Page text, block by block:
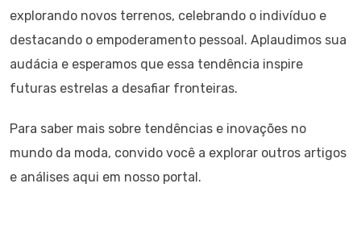
explorando novos terrenos, celebrando o indivíduo e
destacando o empoderamento pessoal. Aplaudimos sua
audácia e esperamos que essa tendência inspire
futuras estrelas a desafiar fronteiras.
Para saber mais sobre tendências e inovações no
mundo da moda, convido você a explorar outros artigos
e análises aqui em nosso portal.